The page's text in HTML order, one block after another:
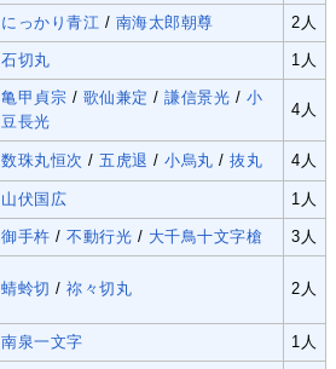
にっかり青江 / 南海太郎朝尊 2人
石切丸 1人
亀甲貞宗 / 歌仙兼定 /謙信景光 / 小
豆長光
4人
数珠丸恒次 /五虎退 /小烏丸 /抜丸 4人
山伏国広 1人
御手杵 /不動行光 / 大千鳥十文字槍 3人
蜻蛉切 /祢々切丸 2人
南泉一文字 1人